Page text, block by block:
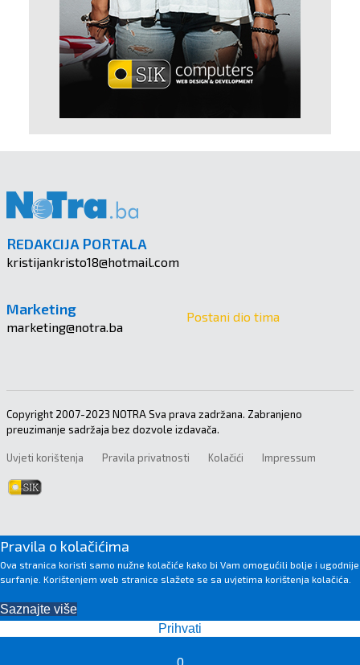
0
REDAKCIJA PORTALA
kristijankristo18@hotmail.com
Marketing
marketing@notra.ba
Postani dio tima
Copyright 2007-2023 NOTRA Sva prava zadržana. Zabranjeno
preuzimanje sadržaja bez dozvole izdavača.
Uvjeti korištenja Pravila privatnosti Kolačići Impressum
Pravila o kolačićima
Ova stranica koristi samo nužne kolačiće kako bi Vam omogućili bolje i ugodnije
surfanje. Korištenjem web stranice slažete se sa uvjetima korištenja kolačića.
Saznajte više
Prihvati